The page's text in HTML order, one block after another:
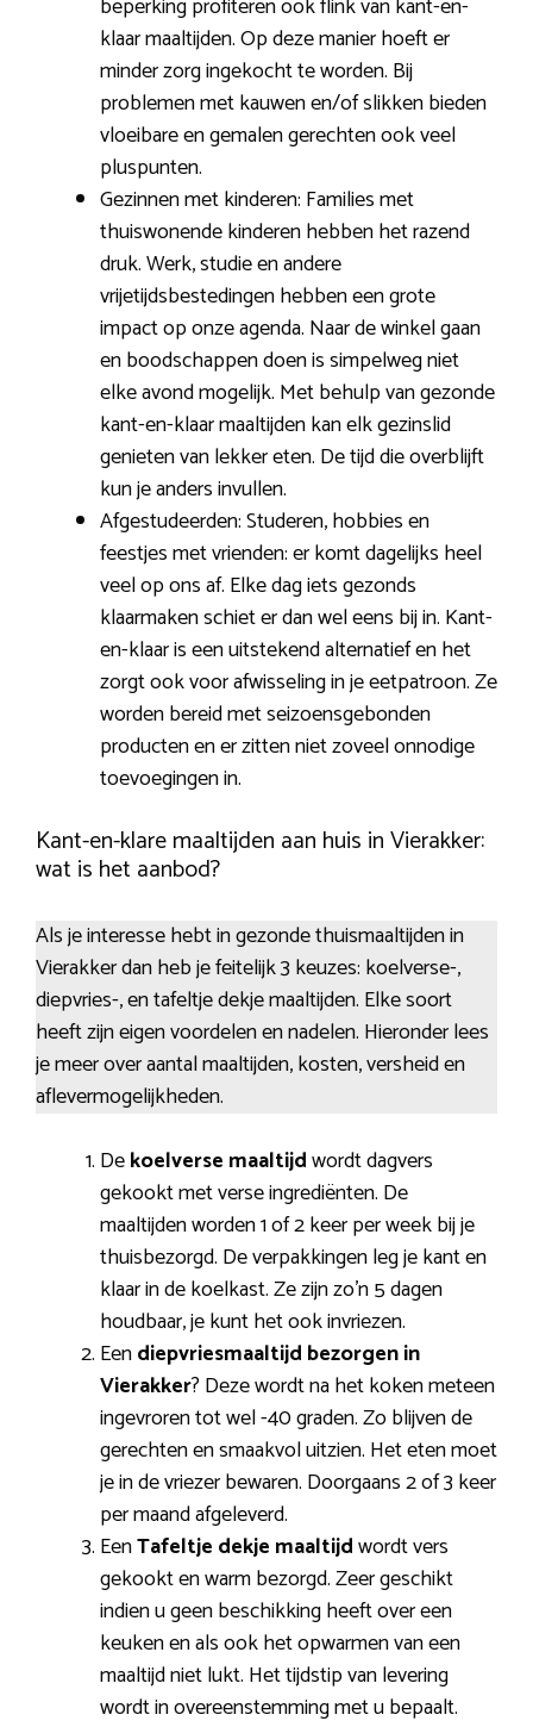
klaar maaltijden. Op deze manier hoeft er
minder zorg ingekocht te worden. Bij
problemen met kauwen en/of slikken bieden
vloeibare en gemalen gerechten ook veel
pluspunten.
Gezinnen met kinderen: Families met
thuiswonende kinderen hebben het razend
druk. Werk, studie en andere
vrijetijdsbestedingen hebben een grote
impact op onze agenda. Naar de winkel gaan
en boodschappen doen is simpelweg niet
elke avond mogelijk. Met behulp van gezonde
kant-en-klaar maaltijden kan elk gezinslid
genieten van lekker eten. De tijd die overblijft
kun je anders invullen.
Afgestudeerden: Studeren, hobbies en
feestjes met vrienden: er komt dagelijks heel
veel op ons af. Elke dag iets gezonds
klaarmaken schiet er dan wel eens bij in. Kant-
en-klaar is een uitstekend alternatief en het
zorgt ook voor afwisseling in je eetpatroon. Ze
worden bereid met seizoensgebonden
producten en er zitten niet zoveel onnodige
toevoegingen in.
Kant-en-klare maaltijden aan huis in Vierakker:
wat is het aanbod?
Als je interesse hebt in gezonde thuismaaltijden in
Vierakker dan heb je feitelijk 3 keuzes: koelverse-,
diepvries-, en tafeltje dekje maaltijden. Elke soort
heeft zijn eigen voordelen en nadelen. Hieronder lees
je meer over aantal maaltijden, kosten, versheid en
aflevermogelijkheden.
Dekoelverse maaltijdwordt dagvers
gekookt met verse ingrediënten. De
maaltijden worden 1 of 2 keer per week bij je
thuisbezorgd. De verpakkingen leg je kant en
klaar in de koelkast. Ze zijn zo’n 5 dagen
houdbaar, je kunt het ook invriezen.
Eendiepvriesmaaltijd bezorgen in
Vierakker? Deze wordt na het koken meteen
ingevroren tot wel -40 graden. Zo blijven de
gerechten en smaakvol uitzien. Het eten moet
je in de vriezer bewaren. Doorgaans 2 of 3 keer
per maand afgeleverd.
EenTafeltje dekje maaltijdwordt vers
gekookt en warm bezorgd. Zeer geschikt
indien u geen beschikking heeft over een
keuken en als ook het opwarmen van een
maaltijd niet lukt. Het tijdstip van levering
wordt in overeenstemming met u bepaalt.